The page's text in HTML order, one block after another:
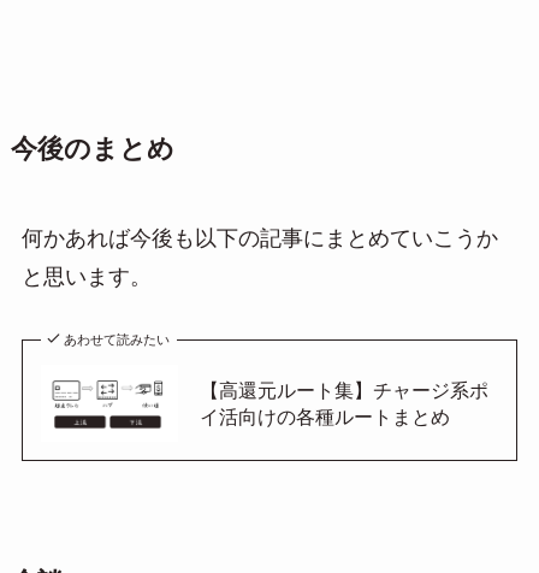
今後のまとめ
何かあれば今後も以下の記事にまとめていこうか
と思います。
あわせて読みたい
【高還元ルート集】チャージ系ポ
イ活向けの各種ルートまとめ